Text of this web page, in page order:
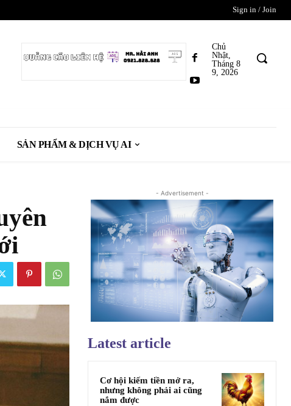
Sign in / Join
Chủ
Nhật,
Tháng 8
9, 2026
SẢN PHẨM & DỊCH VỤ AI
- Advertisement -
Latest article
Cơ hội kiếm tiền mở ra,
nhưng không phải ai cũng
nắm được